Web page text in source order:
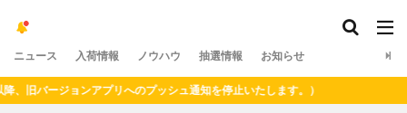
ニュース 入荷情報 ノウハウ 抽選情報 お知らせ
ージョンアプリへのプッシュ通知を停止いたします。）